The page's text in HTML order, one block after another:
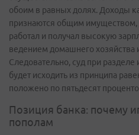
обоим в равных долях. Доходы
признаются общим имуществом,
работал и получал высокую
ведением домашнего хозяйства
Следовательно, суд при
будет исходить из принципа
положено по пятьдесят
Позиция банка: почему
пополам